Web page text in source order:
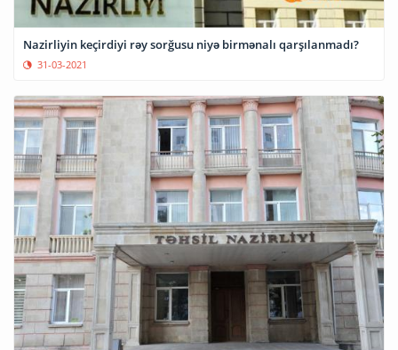
Nazirliyin keçirdiyi rəy sorğusu niyə birmənalı qarşılanmadı?
31-03-2021